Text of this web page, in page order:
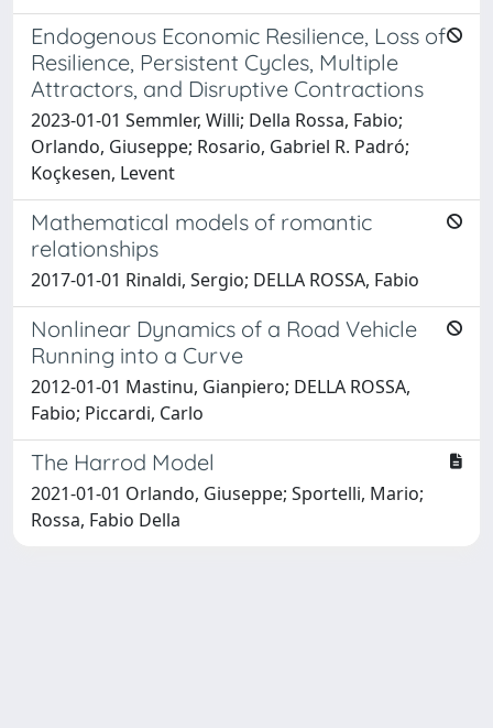
Endogenous Economic Resilience, Loss of
Resilience, Persistent Cycles, Multiple
Attractors, and Disruptive Contractions
2023-01-01 Semmler, Willi; Della Rossa, Fabio;
Orlando, Giuseppe; Rosario, Gabriel R. Padró;
Koçkesen, Levent
Mathematical models of romantic
relationships
2017-01-01 Rinaldi, Sergio; DELLA ROSSA, Fabio
Nonlinear Dynamics of a Road Vehicle
Running into a Curve
2012-01-01 Mastinu, Gianpiero; DELLA ROSSA,
Fabio; Piccardi, Carlo
The Harrod Model
2021-01-01 Orlando, Giuseppe; Sportelli, Mario;
Rossa, Fabio Della